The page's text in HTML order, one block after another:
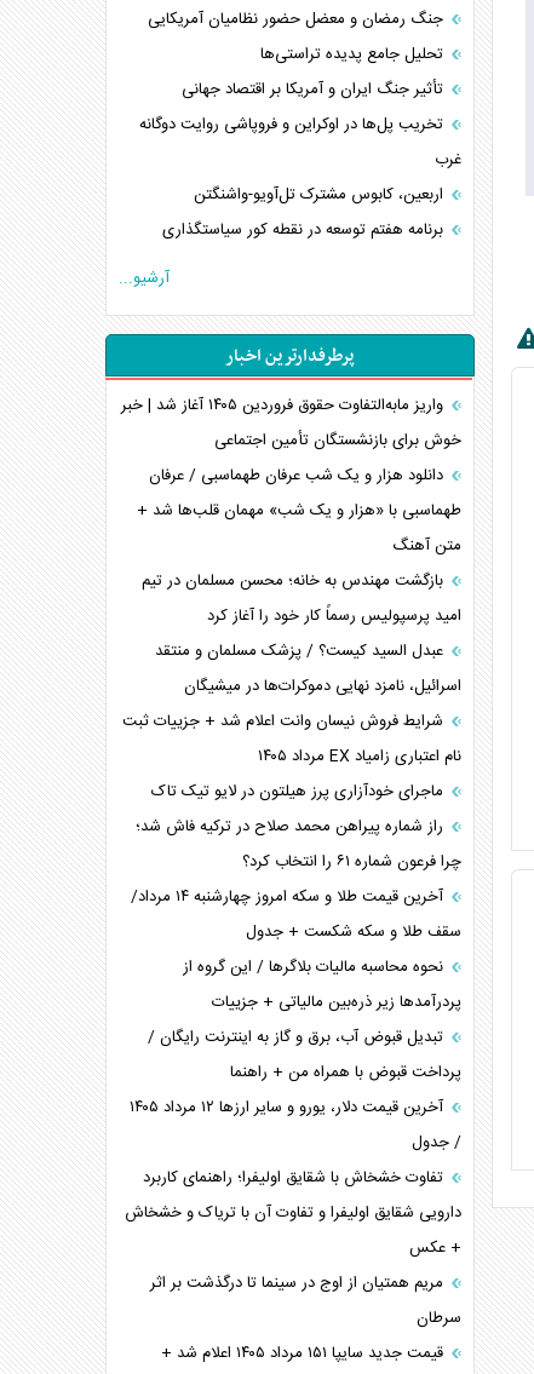
جنگ رمضان و معضل حضور نظامیان آمریکایی
تحلیل جامع پدیده تراستی‌ها
تأثیر جنگ ایران و آمریکا بر اقتصاد جهانی
تخریب پل‌ها در اوکراین و فروپاشی روایت دوگانه
غرب
اربعین، کابوس مشترک تل‌آویو-واشنگتن
برنامه هفتم توسعه در نقطه کور سیاستگذاری
کنوانسیون دریای خزر در راستای منافع ملی است؟
اهمیت راهبردی اردن برای آمریکا
پیام، ظرفیت بالفعل‌نشده تجارت ایران
همسویی عربستان با سنتکام علیه متحدان ایران
ترامپ و توهم خلع سلاح حماس
چرا کویت به دنبال شریک امنیتی جدید است؟
اعتراف غرب به قدرت ایران در تثبیت معادلات
خطای راهبردی ترامپ مقابل برزیل
متن و حاشیه سفر نتانیاهو به آمریکا
آرشیو...
پرطرفدارترین اخبار
واریز مابه‌التفاوت حقوق فروردین ۱۴۰۵ آغاز شد | خبر
خوش برای بازنشستگان تأمین اجتماعی
دانلود هزار و یک شب عرفان طهماسبی / عرفان
طهماسبی با «هزار و یک شب» مهمان قلب‌ها شد +
متن آهنگ
بازگشت مهندس به خانه؛ محسن مسلمان در تیم
امید پرسپولیس رسماً کار خود را آغاز کرد
عبدل السید کیست؟ / پزشک مسلمان و منتقد
اسرائیل، نامزد نهایی دموکرات‌ها در میشیگان
شرایط فروش نیسان وانت اعلام شد + جزییات ثبت
نام اعتباری زامیاد EX مرداد ۱۴۰۵
ماجرای خودآزاری پرز هیلتون در لایو تیک تاک
راز شماره پیراهن محمد صلاح در ترکیه فاش شد؛
چرا فرعون شماره ۶۱ را انتخاب کرد؟
آخرین قیمت طلا و سکه امروز چهارشنبه ۱۴ مرداد/
سقف طلا و سکه شکست + جدول
نحوه محاسبه مالیات بلاگر‌ها / این گروه از
پردرآمد‌ها زیر ذره‌بین مالیاتی + جزییات
تبدیل قبوض آب، برق و گاز به اینترنت رایگان /
پرداخت قبوض با همراه من + راهنما
آخرین قیمت دلار، یورو و سایر ارز‌ها ۱۲ مرداد ۱۴۰۵
/ جدول
تفاوت خشخاش با شقایق اولیفرا؛ راهنمای کاربرد
دارویی شقایق اولیفرا و تفاوت آن با تریاک و خشخاش
+ عکس
مریم همتیان از اوج در سینما تا درگذشت بر اثر
سرطان
قیمت جدید سایپا ۱۵۱ مرداد ۱۴۰۵ اعلام شد +